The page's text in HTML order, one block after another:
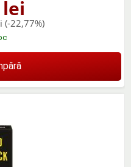
lei
(-22,77%)